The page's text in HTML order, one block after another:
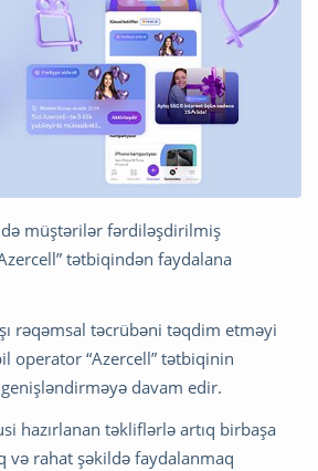
müştərilər fərdiləşdirilmiş
tətbiqindən faydalana
rəqəmsal təcrübəni təqdim etməyi
operator “Azercell” tətbiqinin
davam edir.
hazırlanan təkliflərlə artıq birbaşa
və rahat şəkildə faydalanmaq